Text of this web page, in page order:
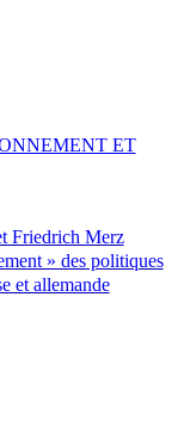
Friedrich Merz
» des politiques
et allemande
ET